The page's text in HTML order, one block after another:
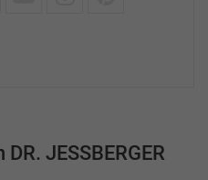
JESSBERGER